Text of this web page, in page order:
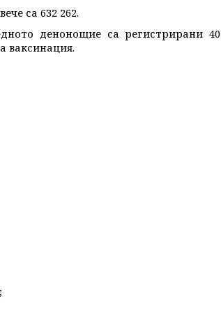
са 632 262.
денонощие са регистрирани 40
ваксинация.